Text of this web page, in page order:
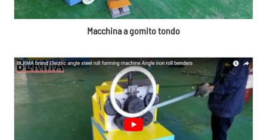
Macchina a gomito tondo